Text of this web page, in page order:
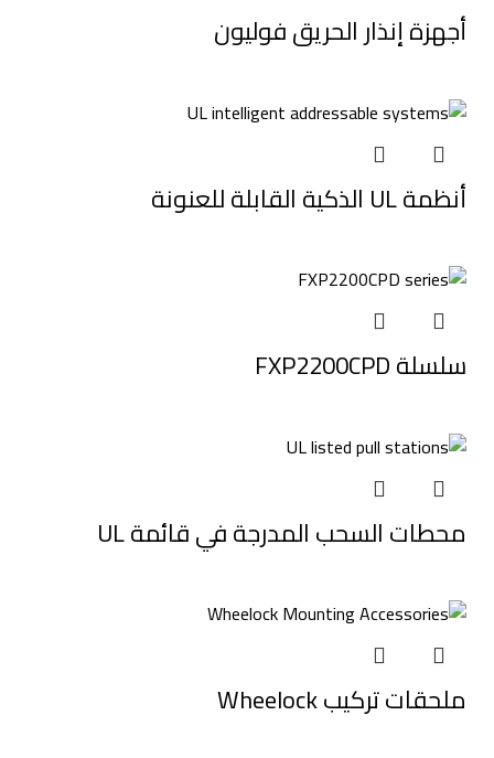
أجهزة إنذار الحريق فوليون
أنظمة UL الذكية القابلة للعنونة
سلسلة FXP2200CPD
محطات السحب المدرجة في قائمة UL
ملحقات تركيب Wheelock